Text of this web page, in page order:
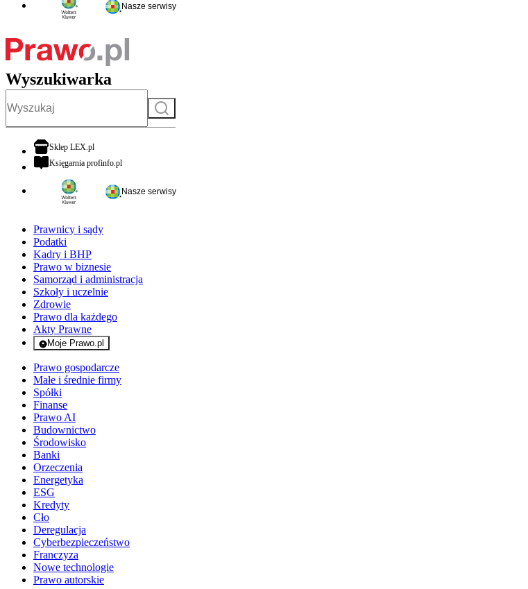
Nasze serwisy
Wyszukiwarka
Szukaj
Sklep LEX.plotwiera się w nowej karcie
Księgarnia profinfo.plotwiera się w nowej karcie
Nasze serwisy
Prawnicy i sądy
Podatki
Kadry i BHP
Prawo w biznesie
Samorząd i administracja
Szkoły i uczelnie
Zdrowie
Prawo dla każdego
Akty Prawne
Moje Prawo.pl
- rejestracja i logowanie do serwisu
Prawo gospodarcze
Małe i średnie firmy
Spółki
Finanse
Prawo AI
Budownictwo
Środowisko
Banki
Orzeczenia
Energetyka
ESG
Kredyty
Cło
Deregulacja
Cyberbezpieczeństwo
Franczyza
Nowe technologie
Prawo autorskie